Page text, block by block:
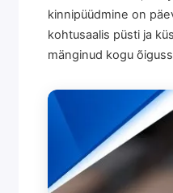
kinnipüüdmine on
kohtusaalis püsti ja
mänginud kogu